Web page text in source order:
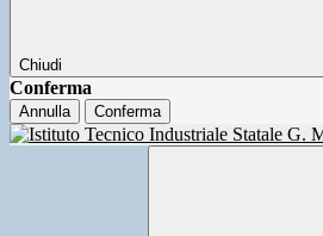
Chiudi
Conferma
Annulla Conferma